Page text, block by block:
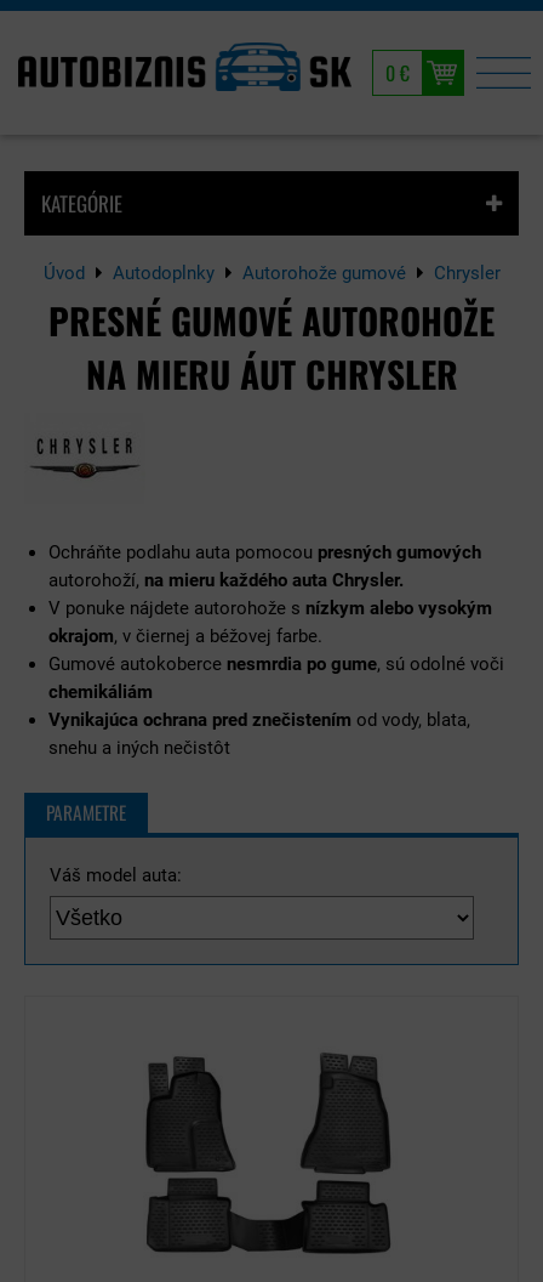
0 €
Úvod Autodoplnky Autorohože gumové Chrysler
PRESNÉ GUMOVÉ AUTOROHOŽE
NA MIERU ÁUT CHRYSLER
KATEGÓRIE
Ochráňte podlahu auta pomocou presných gumových
autorohoží, na mieru každého auta Chrysler.
V ponuke nájdete autorohože s nízkym alebo vysokým
okrajom, v čiernej a béžovej farbe.
Gumové autokoberce nesmrdia po gume, sú odolné voči
chemikáliám
Vynikajúca ochrana pred znečistením od vody, blata,
snehu a iných nečistôt
PARAMETRE
Váš model auta: